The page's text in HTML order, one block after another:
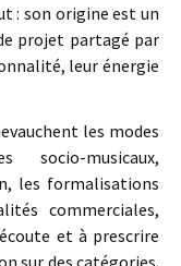
: son origine est un
projet partagé par
leur énergie
les modes
socio-musicaux,
les formalisations
commerciales,
et à prescrire